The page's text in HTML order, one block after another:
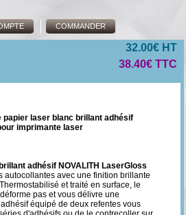
COMMANDER
32.00€ HT
38.40€ TTC
papier laser blanc brillant adhésif
imprimante laser
adhésif NOVALITH LaserGloss
autocollantes avec une finition brillante
et traité en surface, le
pas et vous délivre une
équipé de deux refentes vous